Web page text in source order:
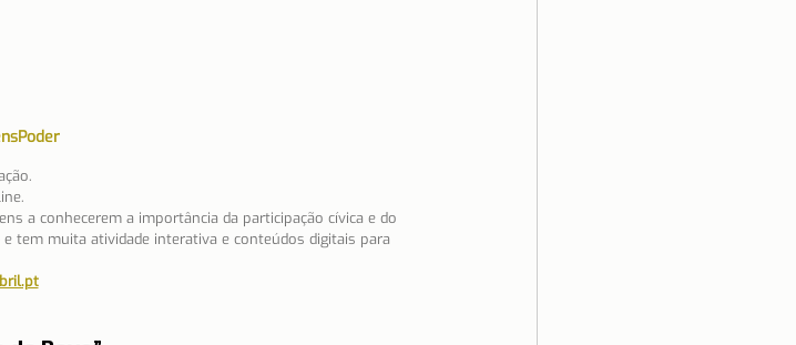
a conhecerem a importância da participação cívica e do
muita atividade interativa e conteúdos digitais para